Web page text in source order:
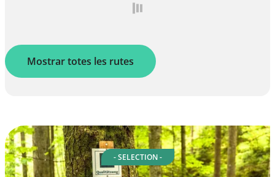
Mostrar totes les rutes
- SELECTION -